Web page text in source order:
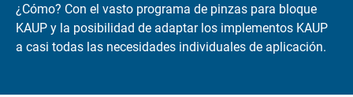
¿Cómo? Con el vasto programa de pinzas para bloque
KAUP y la posibilidad de adaptar los implementos KAUP
a casi todas las necesidades individuales de aplicación.